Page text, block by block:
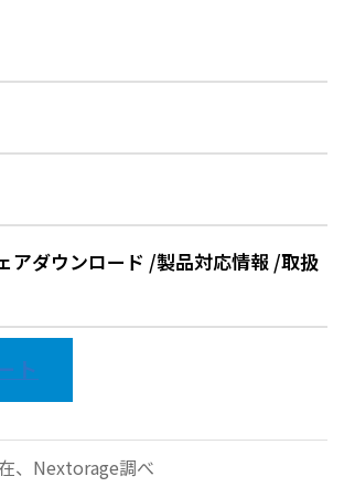
アダウンロード /製品対応情報 /取扱
ト
、Nextorage調べ